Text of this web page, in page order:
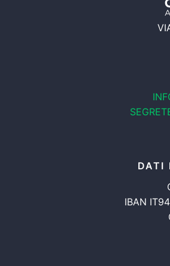
DATI
IBAN